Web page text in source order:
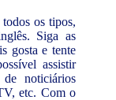
os tipos,
Siga as
gosta e tente
assistir
noticiários
etc. Com o